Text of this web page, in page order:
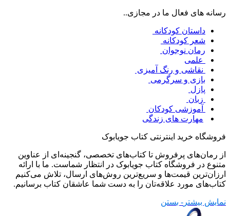
رسانه های فعال ما در مجازی..
داستان کودکانه
شعر کودکانه
رمان نوجوان
علمی
نقاشی و رنگ آمیزی
بازی و سرگرمی
پازل
زبان
آموزشی کودکان
مهارت های زندگی
فروشگاه خرید اینترنتی کتاب جویابوک
از رمان‌های پرفروش تا کتاب‌های تخصصی، گنجینه‌ای از عناوین
متنوع در فروشگاه کتاب جویابوک در انتظار شماست. ما با ارائه
ارزان‌ترین قیمت‌ها و سریع‌ترین روش‌های ارسال، تلاش می‌کنیم
کتاب‌های مورد علاقه‌تان را به دست شما عاشقان کتاب برسانیم.
نمایش بیشتر - بستن